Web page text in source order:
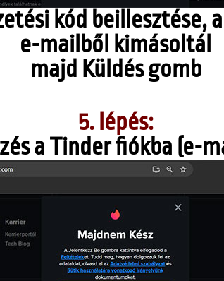
kód beillesztése,
e-mailből kimásoltál
majd Küldés gomb
5. lépés:
a Tinder fiókba (e-